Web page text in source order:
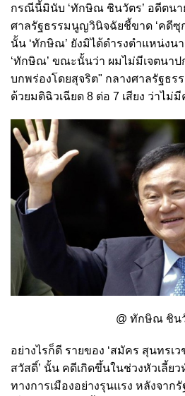
กรณีนี้มินับ ‘ทักษิณ ชินวัตร’ อดีตนา
ศาลรัฐธรรมนูญวินิจฉัยชี้ขาด ‘คดีซุ
นั้น ‘ทักษิณ’ ยังมิได้ดำรงตำแหน่งน
‘ทักษิณ’ ขณะนั้นว่า ผมไม่มีเจตนาป
บกพร่องโดยสุจริต" กลางศาลรัฐธ
ด้วยมติฉิวเฉียด 8 ต่อ 7 เสียง ว่าไม่
@ ทักษิณ ชิน
อย่างไรก็ดี รายของ ‘สมัคร สุนทรเว
สวัสดิ์’ นั้น คดีเกิดขึ้นในช่วงหัวเลี้ย
ทางการเมืองอย่างรุนแรง หลังจาก